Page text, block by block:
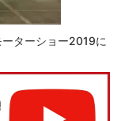
ターショー2019に